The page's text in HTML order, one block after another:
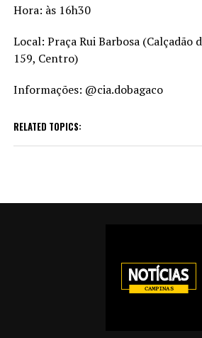
Hora: às 16h30
Local: Praça Rui Barbosa (Calçadão
159, Centro)
Informações: @cia.dobagaco
RELATED TOPICS: